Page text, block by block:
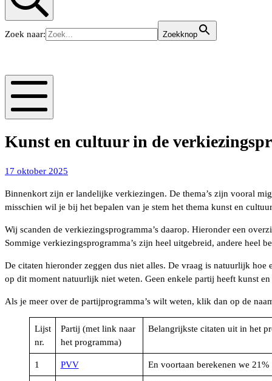
Zoeken
Zoek naar: Zoekknop
Mobiel
Kunst en cultuur in de
17 oktober 2025
2025
Binnenkort zijn er landelijke verkiezingen. De thema’s zijn vooral
misschien wil je bij het bepalen van je stem het thema kunst en
Wij scanden de verkiezingsprogramma’s daarop. Hieronder een
Sommige verkiezingsprogramma’s zijn heel uitgebreid, andere heel
De citaten hieronder zeggen dus niet alles. De vraag is natuurlijk
op dit moment natuurlijk niet weten. Geen enkele partij heeft kunst
Als je meer over de partijprogramma’s wilt weten, klik dan op de
Lijst
nr.
Partij (met link naar
het programma)
Belangrijkste citaten uit in het
1 PVV En voortaan berekenen we